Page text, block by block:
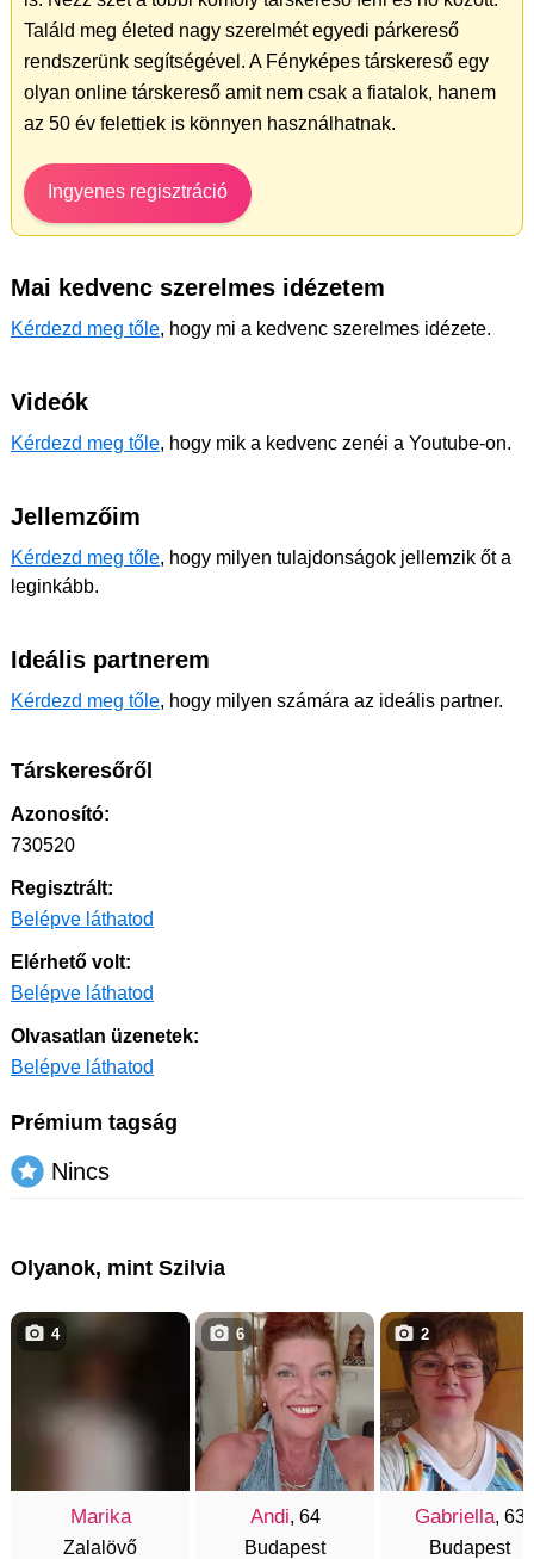
Találd meg életed nagy szerelmét egyedi párkereső
rendszerünk segítségével. A Fényképes társkereső egy
olyan online társkereső amit nem csak a fiatalok, hanem
az 50 év felettiek is könnyen használhatnak.
Ingyenes regisztráció
Mai kedvenc szerelmes idézetem
Kérdezd meg tőle, hogy mi a kedvenc szerelmes idézete.
Videók
Kérdezd meg tőle, hogy mik a kedvenc zenéi a Youtube-on.
Jellemzőim
Kérdezd meg tőle, hogy milyen tulajdonságok jellemzik őt a
leginkább.
Ideális partnerem
Kérdezd meg tőle, hogy milyen számára az ideális partner.
Társkeresőről
Azonosító:
730520
Regisztrált:
Belépve láthatod
Elérhető volt:
Belépve láthatod
Olvasatlan üzenetek:
Belépve láthatod
Prémium tagság
Nincs
Olyanok, mint Szilvia
Marika
Zalalövő
4
Andi, 64
Budapest
6
Gabriella, 63
Budapest
2